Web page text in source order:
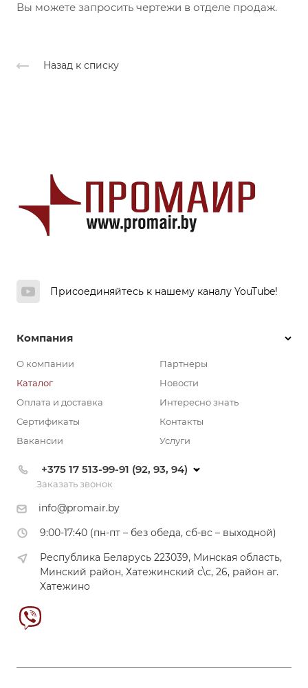
Вы можете запросить чертежи в отделе продаж.
Назад к списку
Присоединяйтесь к нашему каналу YouTube!
Компания
О компании
Каталог
Оплата и доставка
Сертификаты
Вакансии
Партнеры
Новости
Интересно знать
Контакты
Услуги
+375 17 513-99-91 (92, 93, 94)
Заказать звонок
info@promair.by
9:00-17:40 (пн-пт – без обеда, сб-вс – выходной)
Республика Беларусь 223039, Минская область,
Минский район, Хатежинский с\с, 26, район аг.
Хатежино